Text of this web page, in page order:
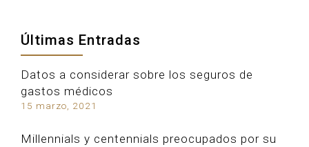
Últimas Entradas
Datos a considerar sobre los seguros de
gastos médicos
15 marzo, 2021
Millennials y centennials preocupados por su